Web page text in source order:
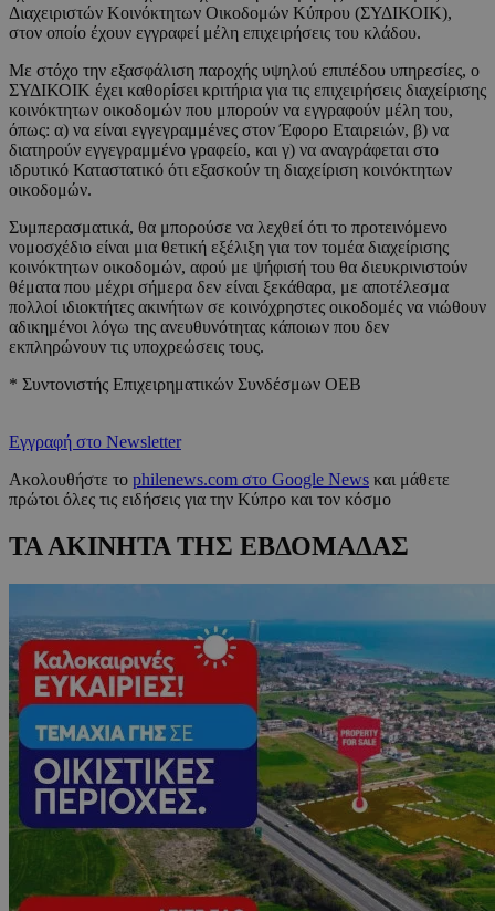
Διαχειριστών Κοινόκτητων Οικοδομών Κύπρου (ΣΥΔΙΚΟΙΚ),
στον οποίο έχουν εγγραφεί μέλη επιχειρήσεις του κλάδου.
Με στόχο την εξασφάλιση παροχής υψηλού επιπέδου υπηρεσίες, ο
ΣΥΔΙΚΟΙΚ έχει καθορίσει κριτήρια για τις επιχειρήσεις διαχείρισης
κοινόκτητων οικοδομών που μπορούν να εγγραφούν μέλη του,
όπως: α) να είναι εγγεγραμμένες στον Έφορο Εταιρειών, β) να
διατηρούν εγγεγραμμένο γραφείο, και γ) να αναγράφεται στο
ιδρυτικό Καταστατικό ότι εξασκούν τη διαχείριση κοινόκτητων
οικοδομών.
Συμπερασματικά, θα μπορούσε να λεχθεί ότι το προτεινόμενο
νομοσχέδιο είναι μια θετική εξέλιξη για τον τομέα διαχείρισης
κοινόκτητων οικοδομών, αφού με ψήφισή του θα διευκρινιστούν
θέματα που μέχρι σήμερα δεν είναι ξεκάθαρα, με αποτέλεσμα
πολλοί ιδιοκτήτες ακινήτων σε κοινόχρηστες οικοδομές να νιώθουν
αδικημένοι λόγω της ανευθυνότητας κάποιων που δεν
εκπληρώνουν τις υποχρεώσεις τους.
* Συντονιστής Επιχειρηματικών Συνδέσμων ΟΕΒ
Εγγραφή στο Newsletter
Ακολουθήστε το philenews.com στο Google News και μάθετε
πρώτοι όλες τις ειδήσεις για την Κύπρο και τον κόσμο
ΤΑ ΑΚΙΝΗΤΑ ΤΗΣ ΕΒΔΟΜΑΔΑΣ